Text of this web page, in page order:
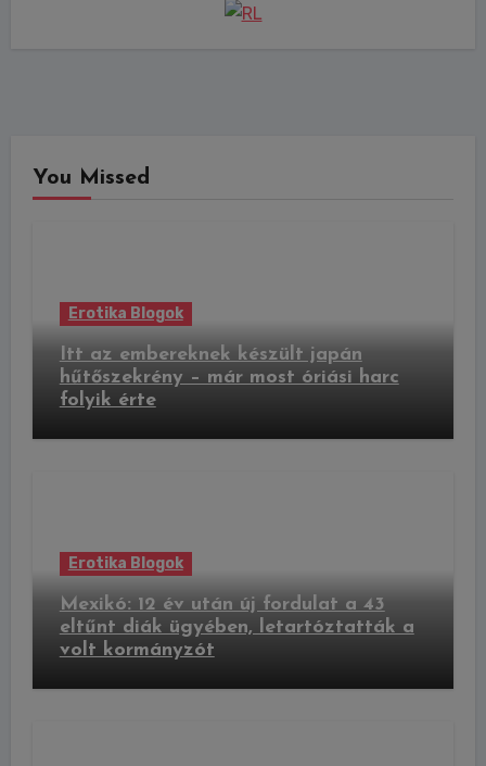
You Missed
Erotika Blogok
Itt az embereknek készült japán
hűtőszekrény – már most óriási harc
folyik érte
Erotika Blogok
Mexikó: 12 év után új fordulat a 43
eltűnt diák ügyében, letartóztatták a
volt kormányzót